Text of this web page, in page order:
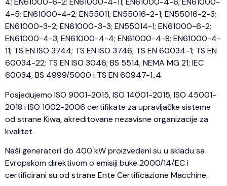
4-5; EN61000-4-2; EN55011; EN55016-2-1; EN55016-2-3;
EN61000-3-2; EN61000-3-3; EN55014-1; EN61000-6-2;
EN61000-4-3; EN61000-4-4; EN61000-4-8; EN61000-4-
11; TS EN ISO 3744; TS EN ISO 3746; TS EN 60034-1; TS EN
60034-22; TS EN ISO 3046; BS 5514; NEMA MG 21; IEC
60034, BS 4999/5000 i TS EN 60947-1..4.
Posjedujemo ISO 9001-2015, ISO 14001-2015, ISO 45001-
2018 i ISO 1002-2006 certifikate za upravljačke sisteme
od strane Kiwa, akreditovane nezavisne organizacije za
kvalitet.
Naši generatori do 400 kW proizvedeni su u skladu sa
Evropskom direktivom o emisiji buke 2000/14/EC i
certificirani su od strane Ente Certificazione Macchine.